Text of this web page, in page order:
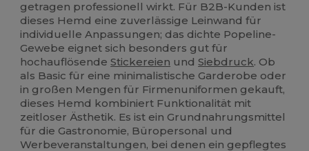
getragen professionell wirkt. Für B2B-Kunden ist
dieses Hemd eine zuverlässige Leinwand für
individuelle Anpassungen; das dichte Popeline-
Gewebe eignet sich besonders gut für
hochauflösendeStickereien undSiebdruck. Ob
als Basic für eine minimalistische Garderobe oder
in großen Mengen für Firmenuniformen gekauft,
dieses Hemd kombiniert Funktionalität mit
zeitloser Ästhetik. Es ist ein Grundnahrungsmittel
für die Gastronomie, Büropersonal und
Werbeveranstaltungen, bei denen ein gepflegtes